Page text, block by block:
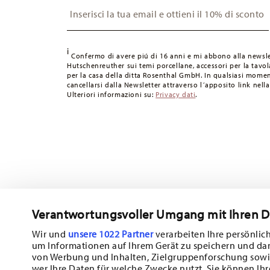
Verantwortungsvoller Umgang mit Ihren
Wir und unsere 1022 Partnerverarbeiten Ihre
um Informationen auf Ihrem Gerät zu speichern und
von Werbung und Inhalten, Zielgruppenforschung
gratuita.
Le spedizioni in Svizzera sono gratuite per
Tempi di spedizione in Italia:5-7 giorni lavorativi per
consegna per altri paesiqui.
Fornitore del servizio di spedizione:Spediamo con UPS
Tracciabilità Riceverete un codice di tracciamento via
i Confermo di avere piú di 16 anni e mi abbono alla
Hutschenreuther sui temi porcellane, accessori per la
per la casa della ditta Rosenthal GmbH. In qualsiasi
cancellarsi dalla Newsletter attraverso l´apposito link
Ulteriori informazioni su: Privacy dati.
Iscriviti alla nostra newsletter e ricevi il 10% di sconto!